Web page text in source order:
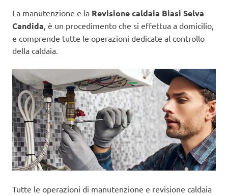
La manutenzione e la Revisione caldaia Biasi Selva
Candida, è un procedimento che si effettua a domicilio,
e comprende tutte le operazioni dedicate al controllo
della caldaia.
Tutte le operazioni di manutenzione e revisione caldaia